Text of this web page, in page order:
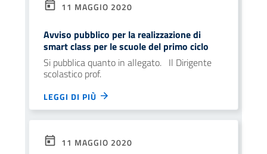
11 MAGGIO 2020
Avviso pubblico per la realizzazione di
smart class per le scuole del primo ciclo
Si pubblica quanto in allegato. Il Dirigente
scolastico prof.
LEGGI DI PIÙ
11 MAGGIO 2020